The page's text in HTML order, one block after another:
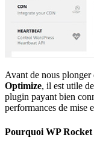
Avant de nous plonger
Optimize, il est utile
plugin payant bien
performances de mise
Pourquoi WP Rocket